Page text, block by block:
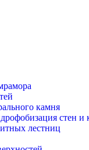
камня
стен и
лестниц